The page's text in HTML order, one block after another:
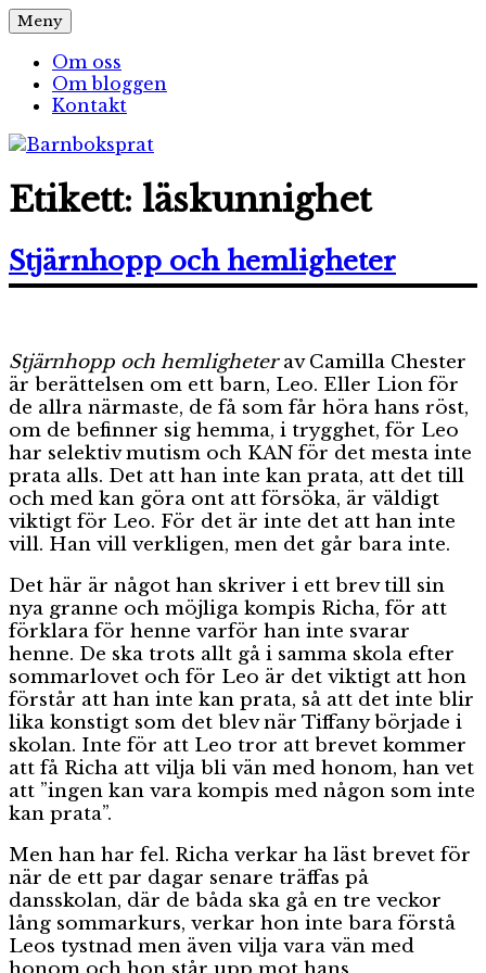
Hoppa
till
innehåll
Barnboksprat
– en blogg om barnböcker
Meny
Om oss
Om bloggen
Kontakt
Etikett: läskunnighet
Stjärnhopp och hemligheter
Stjärnhopp och hemligheterav Camilla Chester
är berättelsen om ett barn, Leo. Eller Lion för
de allra närmaste, de få som får höra hans röst,
om de befinner sig hemma, i trygghet, för Leo
har selektiv mutism och KAN för det mesta inte
prata alls. Det att han inte kan prata, att det till
och med kan göra ont att försöka, är väldigt
viktigt för Leo. För det är inte det att han inte
vill. Han vill verkligen, men det går bara inte.
Det här är något han skriver i ett brev till sin
nya granne och möjliga kompis Richa, för att
förklara för henne varför han inte svarar
henne. De ska trots allt gå i samma skola efter
sommarlovet och för Leo är det viktigt att hon
förstår att han inte kan prata, så att det inte blir
lika konstigt som det blev när Tiffany började i
skolan. Inte för att Leo tror att brevet kommer
att få Richa att vilja bli vän med honom, han vet
att ”ingen kan vara kompis med någon som inte
kan prata”.
Men han har fel. Richa verkar ha läst brevet för
när de ett par dagar senare träffas på
dansskolan, där de båda ska gå en tre veckor
lång sommarkurs, verkar hon inte bara förstå
Leos tystnad men även vilja vara vän med